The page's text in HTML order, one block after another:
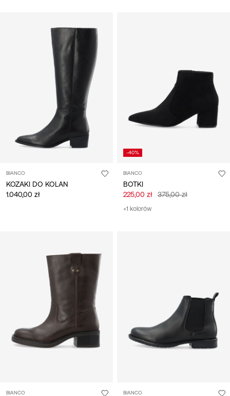
BIANCO
KOZAKI DO KOLAN
1.040,00 zł
-40%
BIANCO
BOTKI
225,00 zł
375,00 zł
+1 kolorów
BIANCO BIANCO